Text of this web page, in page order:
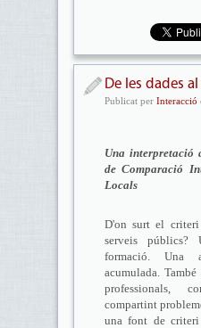
De les dades
Publicat per Interacció
Una interpretació
de Comparació
Locals
D'on surt el criteri
serveis
formació. Una
acumulada.
professionals,
compartint
una font de